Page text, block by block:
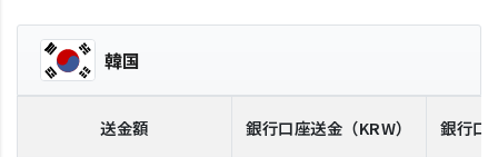
韓国
送金額 銀行口座送金 （KRW） 銀行口